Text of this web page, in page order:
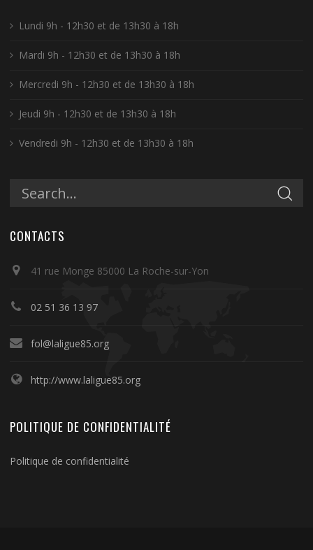
Lundi 9h - 12h30 et de 13h30 à 18h
Mardi 9h - 12h30 et de 13h30 à 18h
Mercredi 9h - 12h30 et de 13h30 à 18h
Jeudi 9h - 12h30 et de 13h30 à 18h
Vendredi 9h - 12h30 et de 13h30 à 18h
CONTACTS
41 rue Monge 85000 La Roche-sur-Yon
02 51 36 13 97
fol@laligue85.org
http://www.laligue85.org
POLITIQUE DE CONFIDENTIALITÉ
Politique de confidentialité